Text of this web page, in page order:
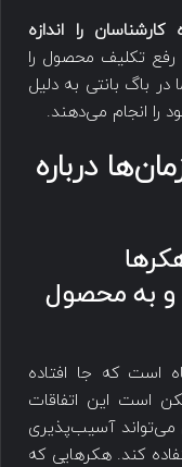
را اندازه
تکلیف محصول را
باگ بانتی به دلیل
را انجام می‌دهند.
درباره
و به محصول
است که جا افتاده
است این اتفاقات
می‌تواند آسیب‌پذیری
کند. هکرهایی که